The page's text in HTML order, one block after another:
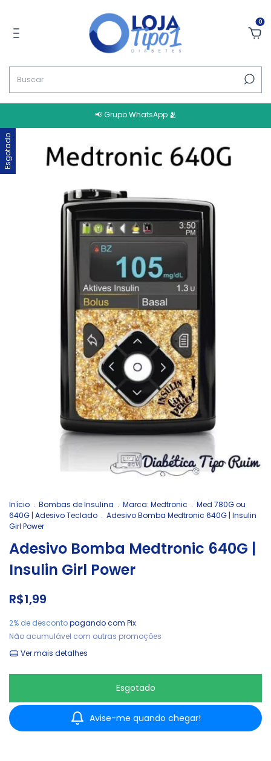
0
📢 Grupo WhatsApp 🫂
Esgotado
Início . Bombas de Insulina . Marca: Medtronic . Med 780G ou
640G | Adesivo Teclado . Adesivo Bomba Medtronic 640G | Insulin
Girl Power
Adesivo Bomba Medtronic 640G |
Insulin Girl Power
R$1,99
2% de descontopagando com Pix
Não acumulável com outras promoções
Ver mais detalhes
Avise-me quando chegar!